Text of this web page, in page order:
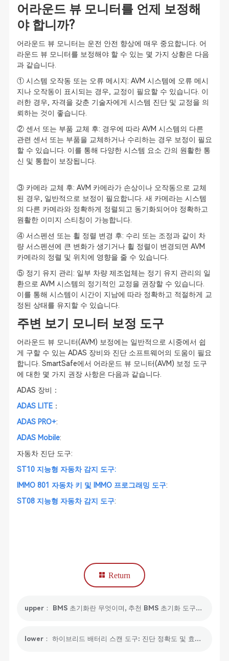
어라운드 뷰 모니터를 언제 보정해
야 합니까?
어라운드 뷰 모니터는 운전 안전 향상에 매우 중요합니다. 어
라운드 뷰 모니터를 보정해야 할 수 있는 몇 가지 상황은 다음
과 같습니다.
① 시스템 오작동 또는 오류 메시지: AVM 시스템에 오류 메시
지나 오작동이 표시되는 경우, 교정이 필요할 수 있습니다. 이
러한 경우, 자격을 갖춘 기술자에게 시스템 진단 및 교정을 의
뢰하는 것이 좋습니다.
② 센서 또는 부품 교체 후: 경우에 따라 AVM 시스템의 다른
관련 센서 또는 부품을 교체하거나 수리하는 경우 보정이 필요
할 수 있습니다. 이를 통해 다양한 시스템 요소 간의 원활한 통
신 및 통합이 보장됩니다.
③ 카메라 교체 후: AVM 카메라가 손상이나 오작동으로 교체
된 경우, 일반적으로 보정이 필요합니다. 새 카메라는 시스템
의 다른 카메라와 정확하게 정렬되고 동기화되어야 정확하고
원활한 이미지 스티칭이 가능합니다.
④ 서스펜션 또는 휠 정렬 변경 후: 수리 또는 조정과 같이 차
량 서스펜션에 큰 변화가 생기거나 휠 정렬이 변경되면 AVM
카메라의 정렬 및 위치에 영향을 줄 수 있습니다.
⑤ 정기 유지 관리: 일부 차량 제조업체는 정기 유지 관리의 일
환으로 AVM 시스템의 정기적인 교정을 권장할 수 있습니다.
이를 통해 시스템이 시간이 지남에 따라 정확하고 적절하게 교
정된 상태를 유지할 수 있습니다.
주변 보기 모니터 보정 도구
어라운드 뷰 모니터(AVM) 보정에는 일반적으로 시중에서 쉽
게 구할 수 있는 ADAS 장비와 진단 소프트웨어의 도움이 필요
합니다. SmartSafe에서 어라운드 뷰 모니터(AVM) 보정 도구
에 대한 몇 가지 권장 사항은 다음과 같습니다.
ADAS 장비：
ADAS LITE：
ADAS PRO+:
ADAS Mobile:
자동차 진단 도구:
ST10 지능형 자동차 감지 도구:
IMMO 801 자동차 키 및 IMMO 프로그래밍 도구:
ST08 지능형 자동차 감지 도구:
Return
upper： BMS 초기화란 무엇이며, 추천 BMS 초기화 도구는 무엇인가요?
lower： 하이브리드 배터리 스캔 도구: 진단 정확도 및 효율성 향상